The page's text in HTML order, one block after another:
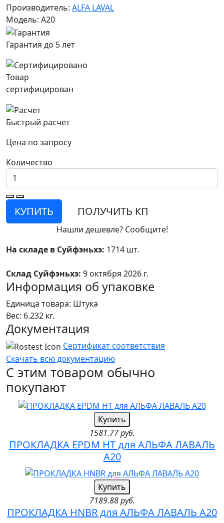
Производитель: ALFA LAVAL
Модель: A20
Гарантия до 5 лет
Товар
сертифицирован
Быстрый расчет
Цена по запросу
Количество
КУПИТЬ ПОЛУЧИТЬ КП
Нашли дешевле? Сообщите!
На складе в Суйфэньхэ: 1714 шт.
Склад Суйфэньхэ: 9 октября 2026 г.
Информация об упаковке
Единица товара: Штука
Вес: 6.232 кг.
Документация
Сертификат соответствия
Скачать всю документацию
С этим товаром обычно
покупают
Купить
1581.77 руб.
ПРОКЛАДКА EPDM HT для АЛЬФА ЛАВАЛЬ
A20
Купить
7189.88 руб.
ПРОКЛАДКА HNBR для АЛЬФА ЛАВАЛЬ A20